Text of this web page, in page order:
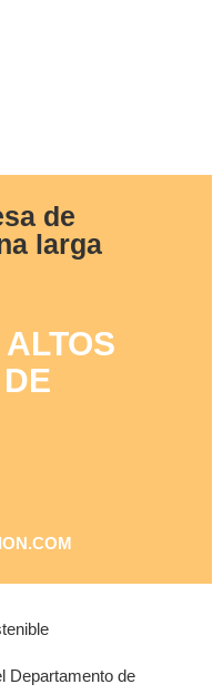
de
larga
Departamento de